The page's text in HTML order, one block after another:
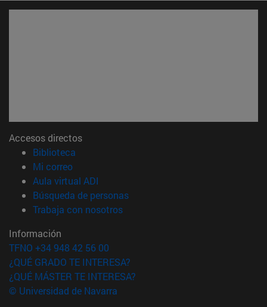
Accesos directos
Biblioteca
Mi correo(abre en nueva ventana)
Aula virtual ADI
Búsqueda de personas(abre en nueva ventana)
Trabaja con nosotros(abre en nueva ventana)
Información
TFNO +34 948 42 56 00
¿QUÉ GRADO TE INTERESA?
¿QUÉ MÁSTER TE INTERESA?
© Universidad de Navarra